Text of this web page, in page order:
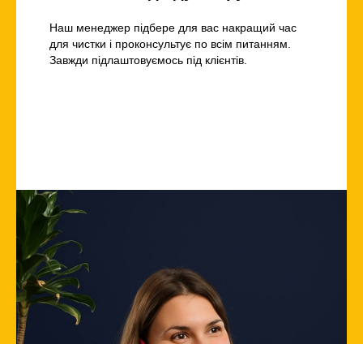
Наш менеджер підбере для вас накращий час
для чистки і проконсультує по всім питанням.
Завжди підлаштовуємось під клієнтів.